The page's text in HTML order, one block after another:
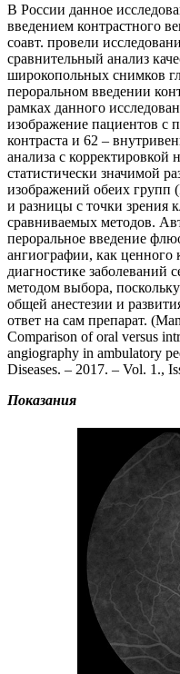
В России данное
введением контрастного
соавт. провели
сравнительный анализ
широкопольных снимков
пероральном введении
рамках данного
изображение пациентов с
контраста и 62 –
анализа с корректировкой
статистически значимой
изображений обеих групп
и разницы с точки зрения
сравниваемых методов.
пероральное введение
ангиографии, как ценного
диагностике заболеваний
методом выбора,
общей анестезии и
ответ на сам препарат.
Comparison of oral versus
angiography in ambulatory
Diseases. – 2017. – Vol. 1.,
Показания